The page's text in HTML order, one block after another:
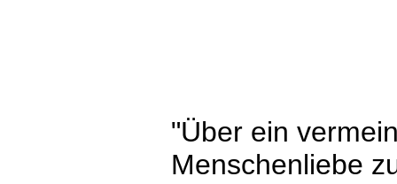
"Über ein
Menschenliebe